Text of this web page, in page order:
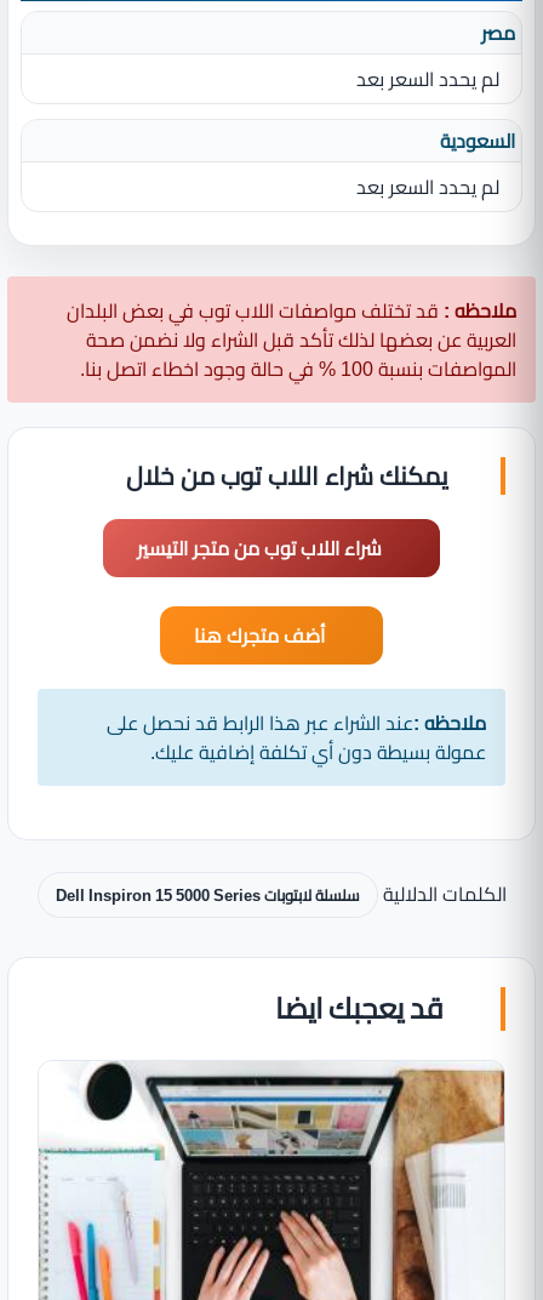
مصر
لم يحدد السعر بعد
السعودية
لم يحدد السعر بعد
ملاحظه : قد تختلف مواصفات اللاب توب في بعض البلدان
العربية عن بعضها لذلك تأكد قبل الشراء ولا نضمن صحة
المواصفات بنسبة 100 % في حالة وجود اخطاء اتصل بنا.
يمكنك شراء اللاب توب من خلال
شراء اللاب توب من متجر التيسير
أضف متجرك هنا
ملاحظه :عند الشراء عبر هذا الرابط قد نحصل على
عمولة بسيطة دون أي تكلفة إضافية عليك.
الكلمات الدلالية سلسلة لابتوبات Dell Inspiron 15 5000 Series
قد يعجبك ايضا